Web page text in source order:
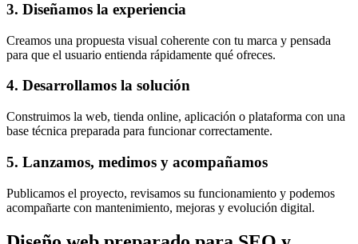
3. Diseñamos la experiencia
Creamos una propuesta visual coherente con tu marca y pensada
para que el usuario entienda rápidamente qué ofreces.
4. Desarrollamos la solución
Construimos la web, tienda online, aplicación o plataforma con una
base técnica preparada para funcionar correctamente.
5. Lanzamos, medimos y acompañamos
Publicamos el proyecto, revisamos su funcionamiento y podemos
acompañarte con mantenimiento, mejoras y evolución digital.